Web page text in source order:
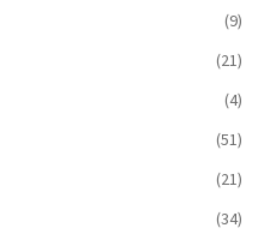
(9)
(21)
(4)
(51)
(21)
(34)